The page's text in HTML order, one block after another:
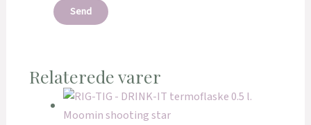
Relaterede varer